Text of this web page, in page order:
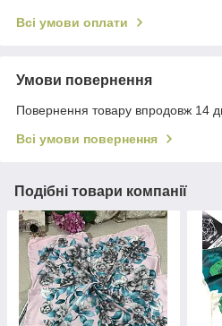
Всі умови оплати
Умови повернення
Повернення товару впродовж 14
Всі умови повернення
Подібні товари компанії